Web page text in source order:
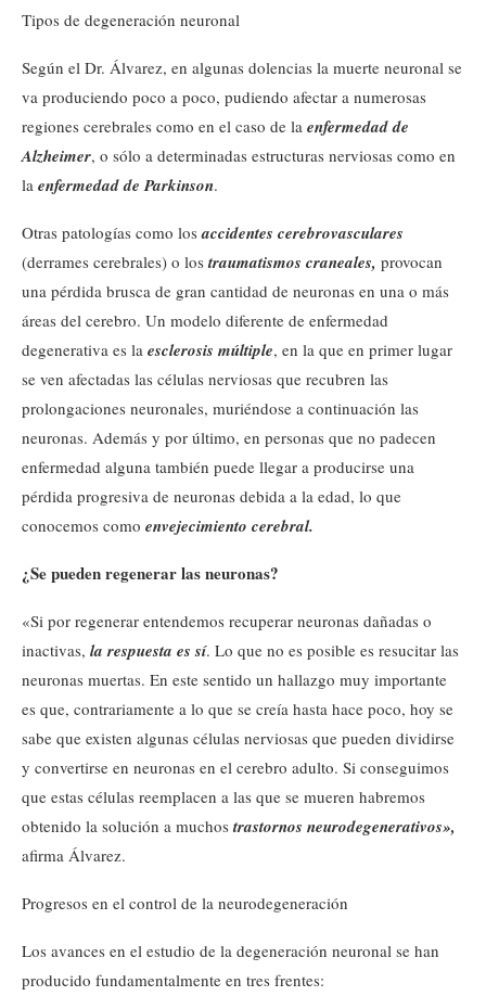
Tipos de degeneración neuronal
Según el Dr. Álvarez, en algunas dolencias la muerte neuronal se
va produciendo poco a poco, pudiendo afectar a numerosas
regiones cerebrales como en el caso de la enfermedad de
Alzheimer, o sólo a determinadas estructuras nerviosas como en
la enfermedad de Parkinson.
Otras patologías como losaccidentes cerebrovasculares
(derrames cerebrales) o los traumatismos craneales, provocan
una pérdida brusca de gran cantidad de neuronas en una o más
áreas del cerebro. Un modelo diferente de enfermedad
degenerativa es la esclerosis múltiple, en la que en primer lugar
se ven afectadas las células nerviosas que recubren las
prolongaciones neuronales, muriéndose a continuación las
neuronas. Además y por último, en personas que no padecen
enfermedad alguna también puede llegar a producirse una
pérdida progresiva de neuronas debida a la edad, lo que
conocemos como envejecimiento cerebral.
¿Se pueden regenerar las neuronas?
«Si por regenerar entendemos recuperar neuronas dañadas o
inactivas, la respuesta es sí. Lo que no es posible es resucitar las
neuronas muertas. En este sentido un hallazgo muy importante
es que, contrariamente a lo que se creía hasta hace poco, hoy se
sabe que existen algunas células nerviosas que pueden dividirse
y convertirse en neuronas en el cerebro adulto. Si conseguimos
que estas células reemplacen a las que se mueren habremos
obtenido la solución a muchos trastornos neurodegenerativos»,
afirma Álvarez.
Progresos en el control de la neurodegeneración
Los avances en el estudio de la degeneración neuronal se han
producido fundamentalmente en tres frentes: